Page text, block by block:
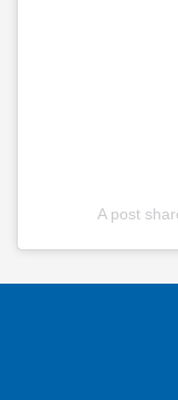
A post